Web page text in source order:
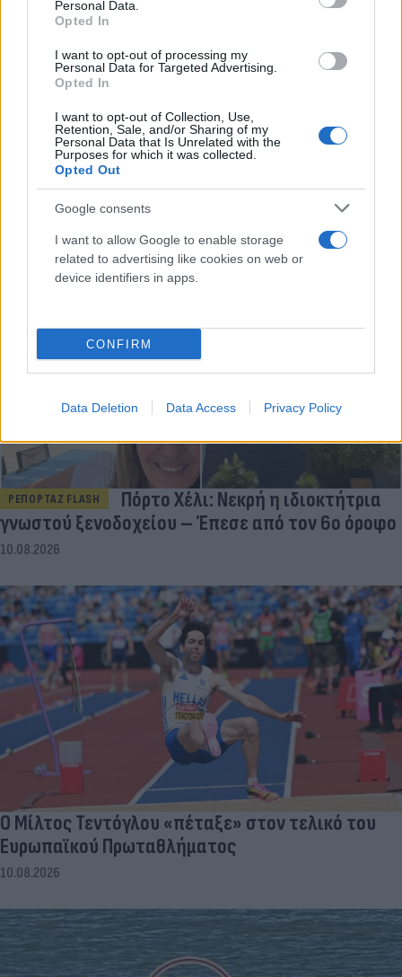
Personal Data.
Opted In
I want to opt-out of processing my
Personal Data for Targeted Advertising.
Opted In
I want to opt-out of Collection, Use,
Retention, Sale, and/or Sharing of my
Personal Data that Is Unrelated with the
Purposes for which it was collected.
Opted Out
Google consents
I want to allow Google to enable storage
related to advertising like cookies on web or
device identifiers in apps.
CONFIRM
Data Deletion Data Access Privacy Policy
ΡΕΠΟΡΤΑΖ FLASH
Πόρτο Χέλι: Νεκρή η ιδιοκτήτρια
γνωστού ξενοδοχείου – Έπεσε από τον 6ο όροφο
10.08.2026
Ο Μίλτος Τεντόγλου «πέταξε» στον τελικό του
Ευρωπαϊκού Πρωταθλήματος
10.08.2026